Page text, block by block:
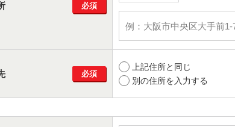
必須
必須
上記住所と同じ
別の住所を入力する